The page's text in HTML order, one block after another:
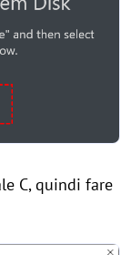
C, quindi fare